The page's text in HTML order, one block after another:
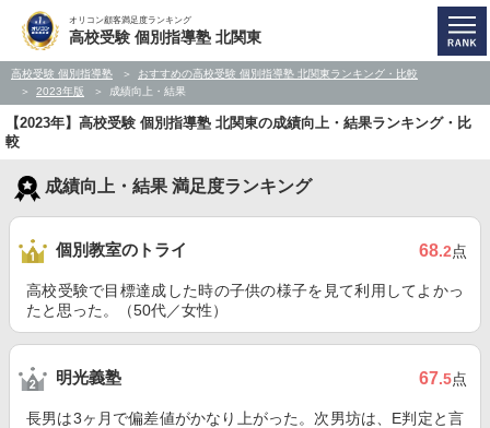
オリコン顧客満足度ランキング
高校受験 個別指導塾 北関東
高校受験 個別指導塾
おすすめの高校受験 個別指導塾 北関東ランキング・比較
2023年版
成績向上・結果
【2023年】高校受験 個別指導塾 北関東の成績向上・結果ランキング・比
較
成績向上・結果 満足度ランキング
個別教室のトライ 68.2点
高校受験で目標達成した時の子供の様子を見て利用してよかっ
たと思った。（50代／女性）
明光義塾 67.5点
長男は3ヶ月で偏差値がかなり上がった。次男坊は、E判定と言